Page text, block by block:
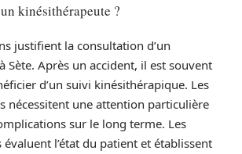
kinésithérapeute ?
justifient la consultation d’un
Sète. Après un accident, il est souvent
d’un suivi kinésithérapique. Les
nécessitent une attention particulière
sur le long terme. Les
l’état du patient et établissent